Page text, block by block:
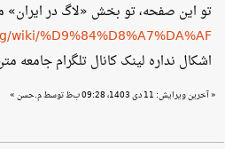
تو این صفحه، تو بخش «لاگ در ایران»
%D9%84%D8%A7%DA%AF
اشکال نداره لینک کانال تلگرام جامعه
«آخرین ویرایش: 11 دی 1403، 09:28 ب‌ظ توسط م.حسن »